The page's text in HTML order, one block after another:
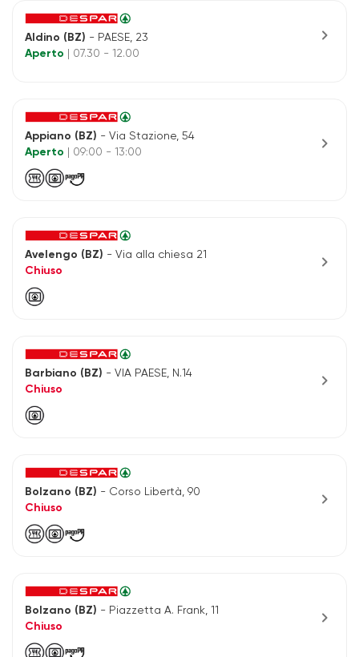
Aldino (BZ) - PAESE, 23
Aperto
| 07.30 - 12.00
chevron_right
Appiano (BZ) - Via Stazione, 54
Aperto
| 09:00 - 13:00 chevron_right
Avelengo (BZ) - Via alla chiesa 21
Chiuso
chevron_right
Barbiano (BZ) - VIA PAESE, N.14
Chiuso
chevron_right
Bolzano (BZ) - Corso Libertà, 90
Chiuso
chevron_right
Bolzano (BZ) - Piazzetta A. Frank, 11
Chiuso
chevron_right